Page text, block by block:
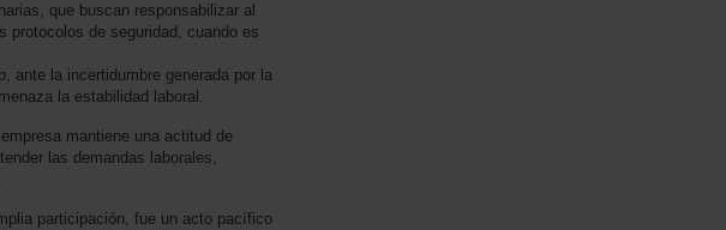
que buscan responsabilizar al
protocolos de seguridad, cuando es
ante la incertidumbre generada por la
la estabilidad laboral.
mantiene una actitud de
las demandas laborales,
participación, fue un acto pacífico